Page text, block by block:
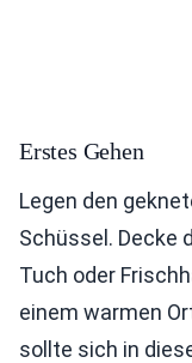
Erstes Gehen
Legen den
Schüssel. Decke
Tuch oder
einem warmen
sollte sich in